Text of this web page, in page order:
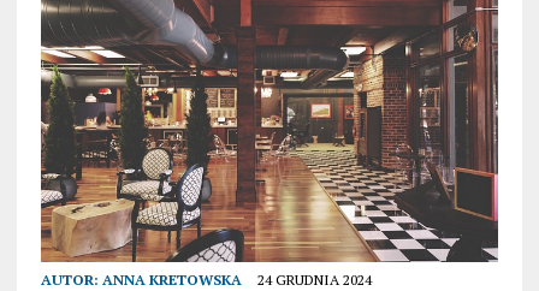
AUTOR: ANNA KRETOWSKA 24 GRUDNIA 2024